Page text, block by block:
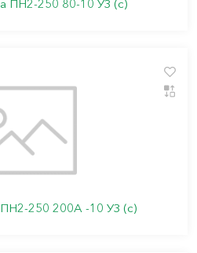
ПН2-250 80-10 УЗ (с)
ПН2-250 200А -10 УЗ (с)